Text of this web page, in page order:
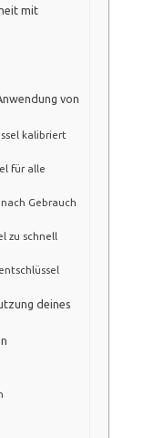
mit
von
kalibriert
für alle
Gebrauch
zu schnell
deines